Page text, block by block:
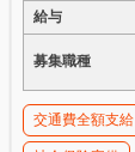
給与
募集職種
交通費全額支給